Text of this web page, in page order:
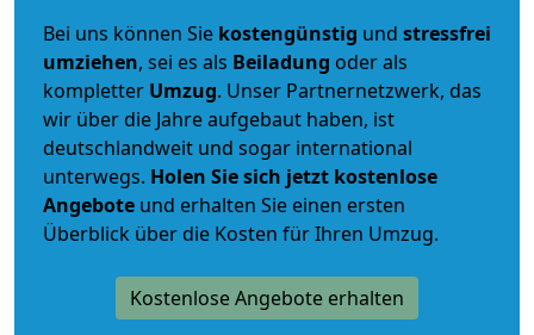
Bei uns können Sie kostengünstig und stressfrei
umziehen, sei es als Beiladung oder als
kompletter Umzug. Unser Partnernetzwerk, das
wir über die Jahre aufgebaut haben, ist
deutschlandweit und sogar international
unterwegs. Holen Sie sich jetzt kostenlose
Angebote und erhalten Sie einen ersten
Überblick über die Kosten für Ihren Umzug.
Kostenlose Angebote erhalten